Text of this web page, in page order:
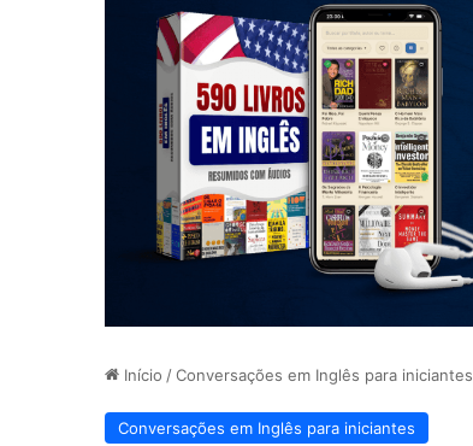
Início /Conversações em Inglês para iniciantes
Conversações em Inglês para iniciantes